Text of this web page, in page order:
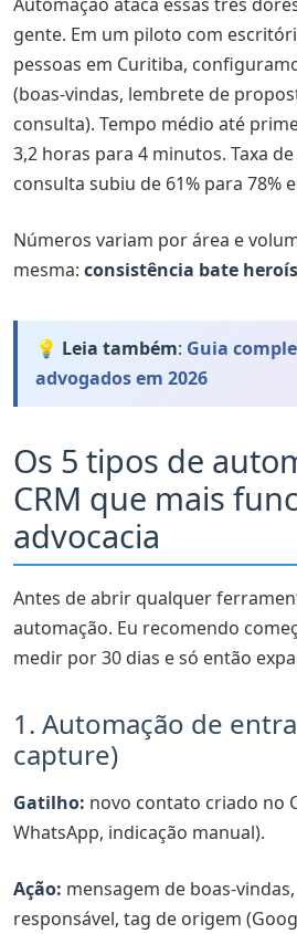
gente. Em um piloto com
pessoas em Curitiba,
(boas-vindas, lembrete de
consulta). Tempo médio até
3,2 horas para 4 minutos. Taxa
consulta subiu de 61% para 78%
Números variam por área e
mesma: consistência bate
💡 Leia também: Guia
advogados em 2026
Os 5 tipos de
CRM que mais
advocacia
Antes de abrir qualquer
automação. Eu recomendo
medir por 30 dias e só então
1. Automação de
capture)
Gatilho: novo contato criado no
WhatsApp, indicação manual).
Ação: mensagem de boas-
responsável, tag de origem